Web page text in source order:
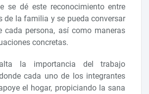
se dé este reconocimiento entre
de la familia y se pueda conversar
cada persona, así como maneras
concretas.
la importancia del trabajo
cada uno de los integrantes
el hogar, propiciando la sana